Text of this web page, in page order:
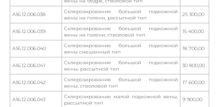
А16.12.006.038
Склерозирование большой подкожной
вены на голени, рассыпной тип
25 300,00
А16.12.006.039
Склерозирование большой подкожной
вены на голени, стволовой тип
15 400,00
А16.12.006.040
Склерозирование большой подкожной
вены смешанный тип
18 700,00
А16.12.006.041
Склерозирование большой подкожной
вены, рассыпной тип
30 800,00
А16.12.006.042
Склерозирование большой подкожной
вены, стволовой тип
17 600,00
А16.12.006.043
Склерозирование малой подкожной вены,
рассыпной тип
9 900,00